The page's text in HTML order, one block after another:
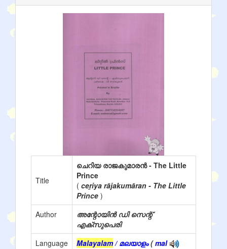
Title
ചെറിയ രാജകുമാരൻ - The Little
Prince
( ceṟiya rājakumāran - The Little
Prince )
Author
അന്റോയിൻ ഡി സെന്റ്
എക്സുപെരി
Language
Malayalam/ മലയാളം(mal